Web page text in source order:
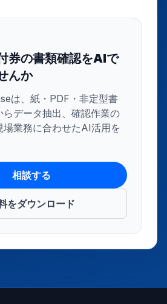
券の書類確認をAIで
んか
は、紙・PDF・非定型書
らデータ抽出、確認作業の
場業務に合わせたAI活用を
相談する
をダウンロード